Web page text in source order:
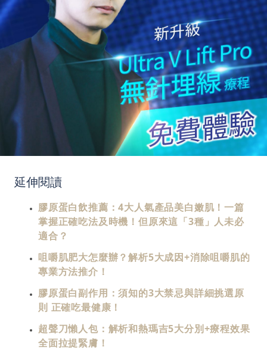
延伸閱讀
膠原蛋白飲推薦：4大人氣產品美白嫩肌！一篇
掌握正確吃法及時機！但原來這「3種」人未必
適合？
咀嚼肌肥大怎麼辦？解析5大成因+消除咀嚼肌的
專業方法推介！
膠原蛋白副作用：須知的3大禁忌與詳細挑選原
則 正確吃最健康！
超聲刀懶人包：解析和熱瑪吉5大分別+療程效果
全面拉提緊膚！